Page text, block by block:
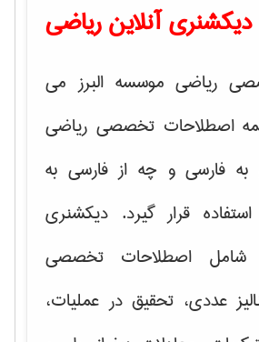
دیکشنری آنلاین ریاضی
ریاضی موسسه البرز می
اصطلاحات تخصصی ریاضی
به فارسی و چه از فارسی به
قرار گیرد. دیکشنری
شامل اصطلاحات تخصصی
عددی، تحقیق در عملیات،